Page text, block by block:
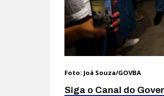
.
Foto: Joá Souza/GOVBA
Siga o Canal do